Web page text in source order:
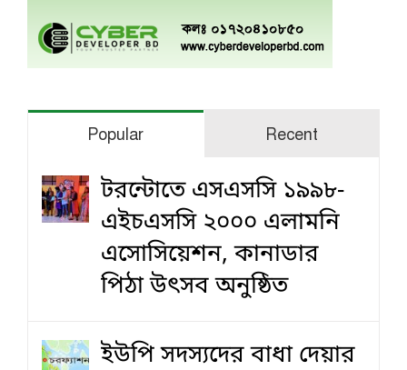
Popular Recent
টরন্টোতে এসএসসি ১৯৯৮-
এইচএসসি ২০০০ এলামনি
এসোসিয়েশন, কানাডার
পিঠা উৎসব অনুষ্ঠিত
ইউপি সদস্যদের বাধা দেয়ার